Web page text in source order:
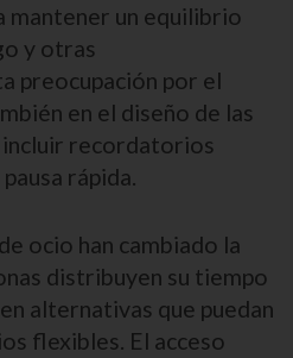
mantener un equilibrio
y otras
preocupación por el
en el diseño de las
incluir recordatorios
rápida.
ocio han cambiado la
distribuyen su tiempo
alternativas que puedan
flexibles. El acceso